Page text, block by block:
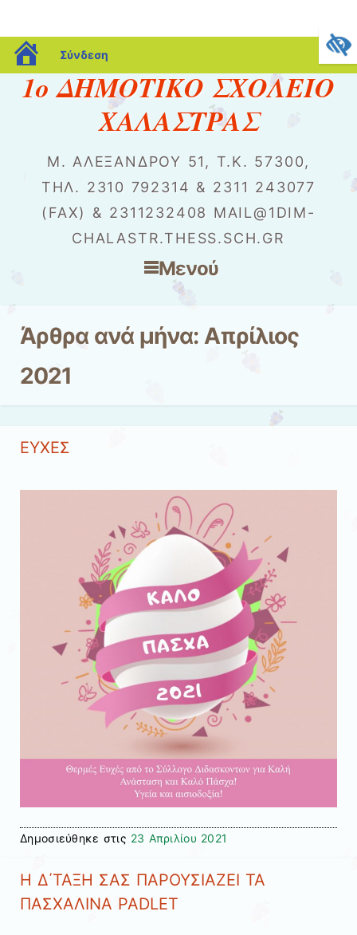
blogs.sch.gr
Σύνδεση
1o ΔΗΜΟΤΙΚΟ ΣΧΟΛΕΙΟ
ΧΑΛΑΣΤΡΑΣ
Μ. ΑΛΕΞΆΝΔΡΟΥ 51, Τ.Κ. 57300,
ΤΗΛ. 2310 792314 & 2311 243077
(FAX) & 2311232408 MAIL@1DIM-
CHALASTR.THESS.SCH.GR
Μενού
Άρθρα ανά μήνα: Απρίλιος
2021
ΕΥΧΕΣ
Δημοσιεύθηκε στις 23 Απριλίου 2021
H Δ΄ΤΑΞΗ ΣΑΣ ΠΑΡΟΥΣΙΑΖΕΙ ΤΑ
ΠΑΣΧΑΛΙΝΑ PADLET